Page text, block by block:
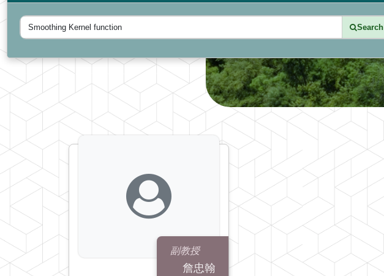
Search
副教授
詹忠翰